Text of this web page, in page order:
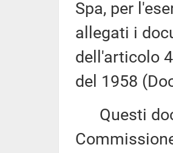
Spa, per
allegati i
dell'articolo
del 1958
Questi